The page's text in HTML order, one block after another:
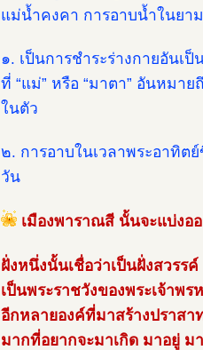
แม่น้ำคงคา การอาบน้ำในยา
๑. เป็นการชำระร่างกายอันเ
ที่ “แม่” หรือ “มาตา” อันหมา
ในตัว
๒. การอาบในเวลาพระอาทิต
วัน
เมืองพาราณสี นั้นจะแบ่งอ
ฝั่งหนึ่งนั้นเชื่อว่าเป็นฝั่งสวรร
เป็นพระราชวังของพระเจ้าพ
อีกหลายองค์ที่มาสร้างปราสา
มากที่อยากจะมาเกิด มาอยู่ ม